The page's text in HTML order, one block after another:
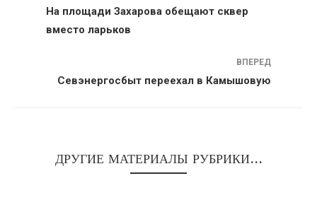
На площади Захарова обещают сквер
вместо ларьков
ВПЕРЕД
Севэнергосбыт переехал в Камышовую
ДРУГИЕ МАТЕРИАЛЫ РУБРИКИ...